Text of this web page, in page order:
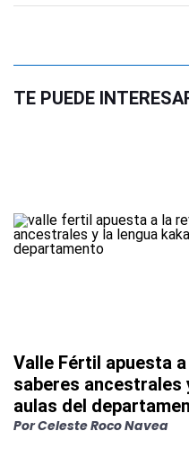
TE PUEDE
Valle Fértil apuesta
saberes ancestrales
aulas del
PorCeleste Roco Navea